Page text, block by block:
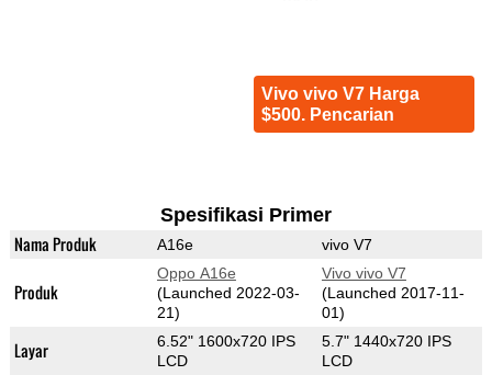
Vivo vivo V7 Harga
$500. Pencarian
Spesifikasi Primer
Nama Produk A16e vivo V7
Produk
Oppo A16e
(Launched 2022-03-
21)
Vivo vivo V7
(Launched 2017-11-
01)
Layar
6.52" 1600x720 IPS
LCD
5.7" 1440x720 IPS
LCD